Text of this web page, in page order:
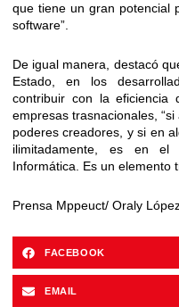
que tiene un gran potencial
software”.
De igual manera, destacó
Estado, en los
contribuir con la
empresas trasnacionales,
poderes creadores, y si en
ilimitadamente, es en el
Informática. Es un elemento
Prensa Mppeuct/ Oraly
FACEBOOK
EMAIL